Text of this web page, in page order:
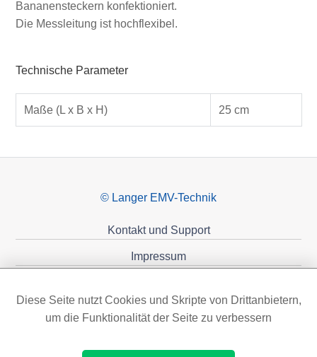
Bananensteckern konfektioniert.
Die Messleitung ist hochflexibel.
Technische Parameter
Maße (L x B x H) 25 cm
© Langer EMV-Technik
Kontakt und Support
Impressum
Diese Seite nutzt Cookies und Skripte von Drittanbietern,
um die Funktionalität der Seite zu verbessern